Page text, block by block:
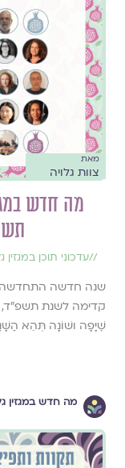
מאת
צוות גלויה
//עדכוני תוכן במגזין
שנה חדשה התחדשה
קדימה לשנת תשפ"ד,
שֶׁיָּפָה ושׁוֹנָה תְּהֵא
מה חדש במגזין